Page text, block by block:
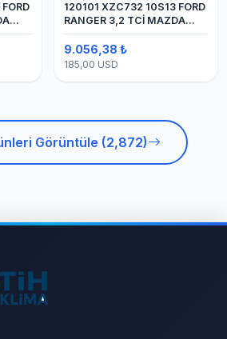
120101 XZC732 10S13 FORD
RANGER 3,2 TCİ MAZDA
Y.M. KOMPRESÖR 7PK 12V
9.056,38 ₺
185,00 USD
Görüntüle (2,872)